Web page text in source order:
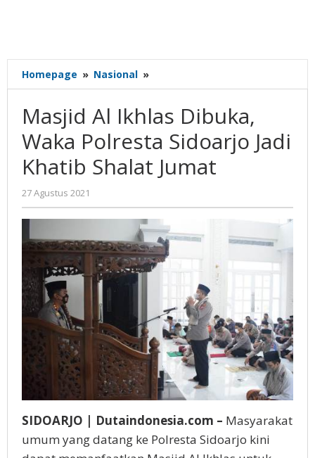
Homepage » Nasional »
Al
Dibuka,
Waka
Polresta
Sidoarjo
Jadi
Shalat
Jumat
Masjid Al Ikhlas Dibuka,
Waka Polresta Sidoarjo Jadi
Khatib Shalat Jumat
27 Agustus 2021
Gatot
Susanto
SIDOARJO | Dutaindonesia.com – Masyarakat
umum yang datang ke Polresta Sidoarjo kini